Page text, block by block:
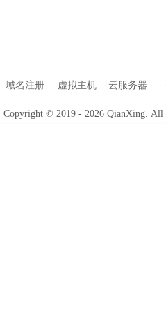
Copyright © 2019 - 2026 QianXing.
域名注册 云服务器
虚拟主机